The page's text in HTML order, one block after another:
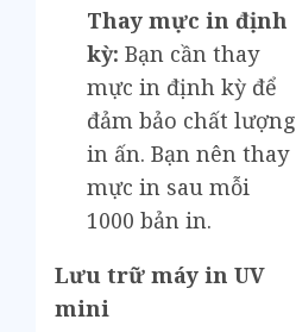
Thay mực in định
kỳ: Bạn cần thay
mực in định kỳ để
đảm bảo chất lượng
in ấn. Bạn nên thay
mực in sau mỗi
1000 bản in.
Lưu trữ máy in UV
mini